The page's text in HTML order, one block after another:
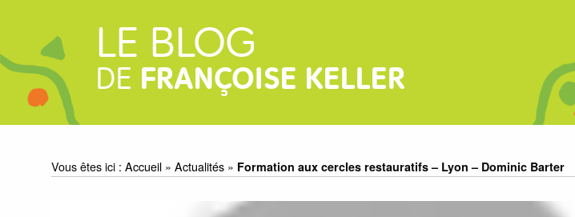
LE BLOG
DE FRANÇOISE KELLER
Vous êtes ici : Accueil » Actualités » Formation aux cercles restauratifs – Lyon – Dominic Barter